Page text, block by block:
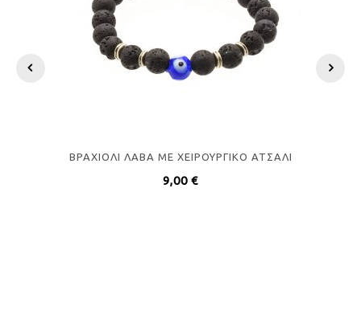
ΒΡΑΧΙΟΛΙ ΛΑΒΑ ΜΕ ΧΕΙΡΟΥΡΓΙΚΟ ΑΤΣΑΛΙ
9,00 €